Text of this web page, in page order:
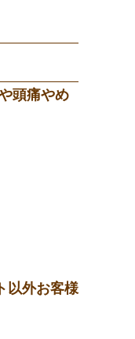
頭痛やめ
以外お客様